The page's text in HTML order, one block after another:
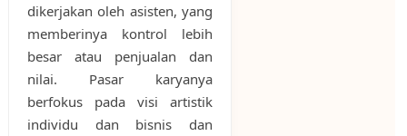
dikerjakan oleh asisten, yang
memberinya kontrol lebih
besar atau penjualan dan
nilai. Pasar karyanya
berfokus pada visi artistik
individu dan bisnis dan